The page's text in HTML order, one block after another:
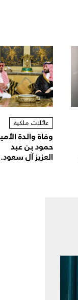
عائلات ملكية
وفاة والدة
حمود بن عبد
العزيز آل